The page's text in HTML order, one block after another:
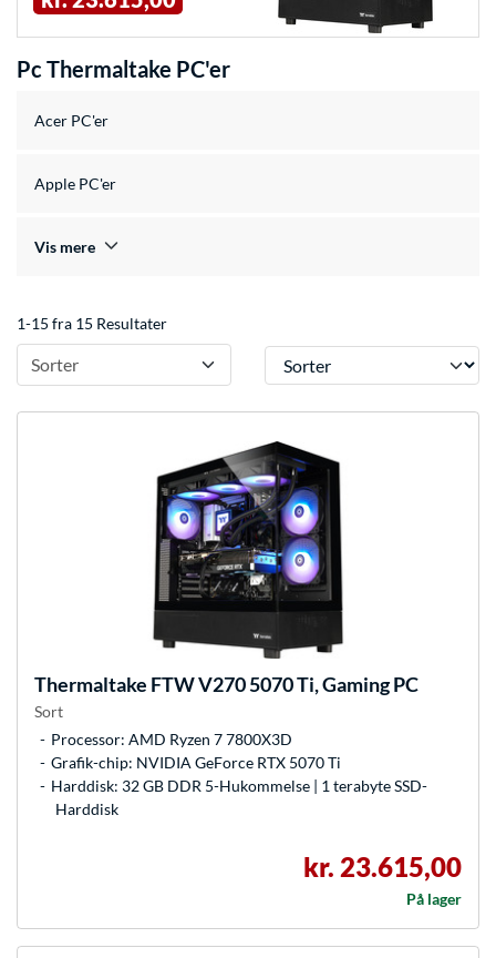
Pc Thermaltake PC'er
Acer PC'er
Apple PC'er
Vis mere
1-15 fra 15 Resultater
Sorter Sorter
Thermaltake FTW V270 5070 Ti, Gaming PC
Sort
Processor: AMD Ryzen 7 7800X3D
Grafik-chip: NVIDIA GeForce RTX 5070 Ti
Harddisk: 32 GB DDR 5-Hukommelse | 1 terabyte SSD-
Harddisk
kr. 23.615,00
På lager